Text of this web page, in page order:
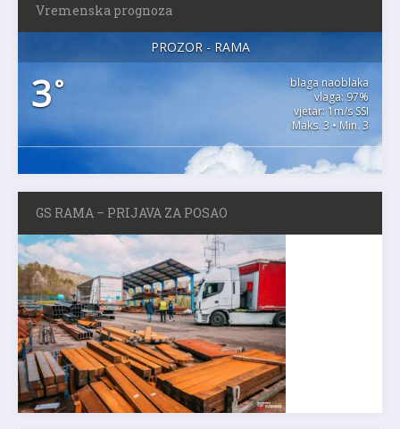
Vremenska prognoza
PROZOR - RAMA
3°
blaga naoblaka
vlaga: 97%
vjetar: 1m/s SSI
Maks. 3 • Min. 3
GS RAMA – PRIJAVA ZA POSAO